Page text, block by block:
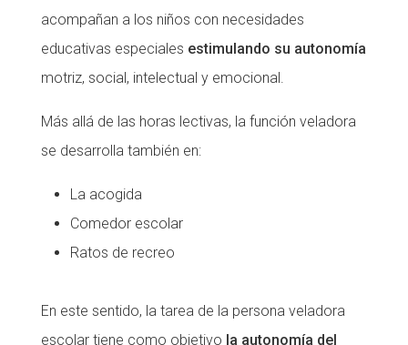
acompañan a los niños con necesidades
educativas especiales estimulando su autonomía
motriz, social, intelectual y emocional.
Más allá de las horas lectivas, la función veladora
se desarrolla también en:
La acogida
Comedor escolar
Ratos de recreo
En este sentido, la tarea de la persona veladora
escolar tiene como objetivo la autonomía del